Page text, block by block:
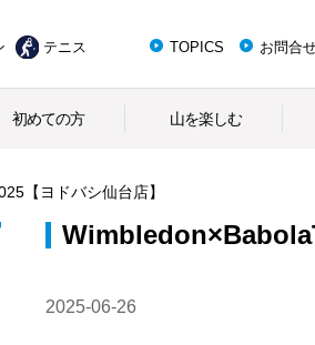
テニス TOPICS お問合
初めての方 山を楽しむ
【ヨドバシ仙台店】
2025-06-26